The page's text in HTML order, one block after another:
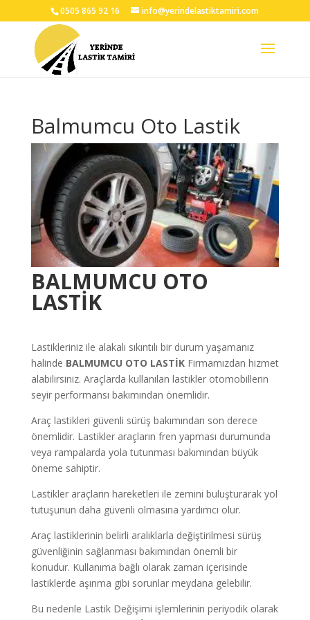
0505 865 92 16 info@yerindelastiktamiri.com
Balmumcu Oto Lastik
BALMUMCU OTO
LASTİK
Lastikleriniz ile alakalı sıkıntılı bir durum yaşamanız
halinde BALMUMCU OTO LASTİK Firmamızdan hizmet
alabilirsiniz. Araçlarda kullanılan lastikler otomobillerin
seyir performansı bakımından önemlidir.
Araç lastikleri güvenli sürüş bakımından son derece
önemlidir. Lastikler araçların fren yapması durumunda
veya rampalarda yola tutunması bakımından büyük
öneme sahiptir.
Lastikler araçların hareketleri ile zemini buluşturarak yol
tutuşunun daha güvenli olmasına yardımcı olur.
Araç lastiklerinin belirli aralıklarla değiştirilmesi sürüş
güvenliğinin sağlanması bakımından önemli bir
konudur. Kullanıma bağlı olarak zaman içerisinde
lastiklerde aşınma gibi sorunlar meydana gelebilir.
Bu nedenle Lastik Değişimi işlemlerinin periyodik olarak